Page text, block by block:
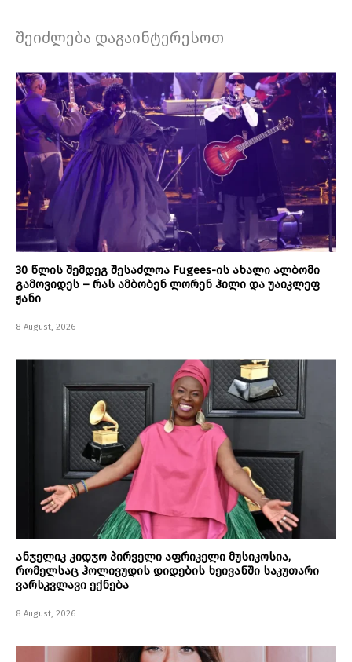
შეიძლება დაგაინტერესოთ
30 წლის შემდეგ შესაძლოა Fugees-ის ახალი ალბომი
გამოვიდეს – რას ამბობენ ლორენ ჰილი და უაიკლეფ
ჟანი
8 August, 2026
ანჯელიკ კიდჯო პირველი აფრიკელი მუსიკოსია,
რომელსაც ჰოლივუდის დიდების ხეივანში საკუთარი
ვარსკვლავი ექნება
8 August, 2026